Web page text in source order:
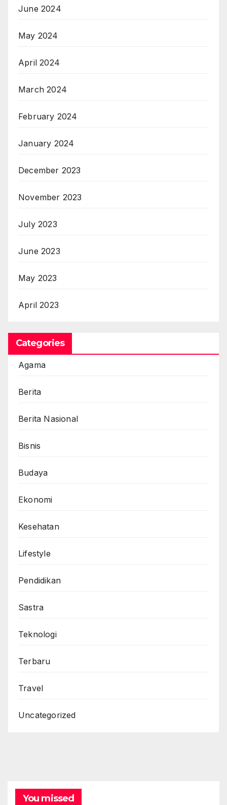
June 2024
May 2024
April 2024
March 2024
February 2024
January 2024
December 2023
November 2023
July 2023
June 2023
May 2023
April 2023
Categories
Agama
Berita
Berita Nasional
Bisnis
Budaya
Ekonomi
Kesehatan
Lifestyle
Pendidikan
Sastra
Teknologi
Terbaru
Travel
Uncategorized
You missed